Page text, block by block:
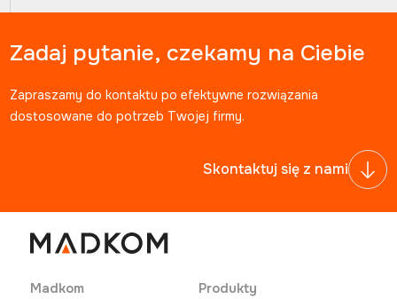
Zadaj pytanie, czekamy na Ciebie
Zapraszamy do kontaktu po efektywne rozwiązania
dostosowane do potrzeb Twojej firmy.
Skontaktuj się z nami
Madkom Produkty